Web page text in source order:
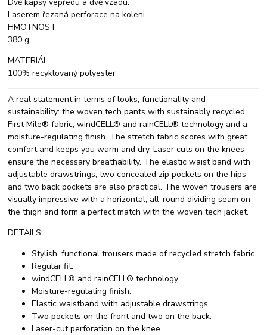
Laserem řezaná perforace na koleni.
HMOTNOST
380 g
MATERIÁL
100% recyklovaný polyester
A real statement in terms of looks, functionality and
sustainability: the woven tech pants with sustainably recycled
First Mile® fabric, windCELL® and rainCELL® technology and a
moisture-regulating finish. The stretch fabric scores with great
comfort and keeps you warm and dry. Laser cuts on the knees
ensure the necessary breathability. The elastic waist band with
adjustable drawstrings, two concealed zip pockets on the hips
and two back pockets are also practical. The woven trousers are
visually impressive with a horizontal, all-round dividing seam on
the thigh and form a perfect match with the woven tech jacket.
DETAILS:
Stylish, functional trousers made of recycled stretch fabric.
Regular fit.
windCELL® and rainCELL® technology.
Moisture-regulating finish.
Elastic waistband with adjustable drawstrings.
Two pockets on the front and two on the back.
Laser-cut perforation on the knee.